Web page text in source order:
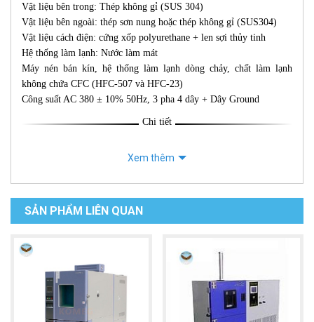
Vật liệu bên trong: Thép không gỉ (SUS 304)
Vật liệu bên ngoài: thép sơn nung hoặc thép không gỉ (SUS304)
Vật liệu cách điện: cứng xốp polyurethane + len sợi thủy tinh
Hệ thống làm lạnh: Nước làm mát
Máy nén bán kín, hệ thống làm lạnh dòng chảy, chất làm lạnh
không chứa CFC (HFC-507 và HFC-23)
Công suất AC 380 ± 10% 50Hz, 3 pha 4 dây + Dây Ground
Chi tiết
Xem thêm
SẢN PHẨM LIÊN QUAN